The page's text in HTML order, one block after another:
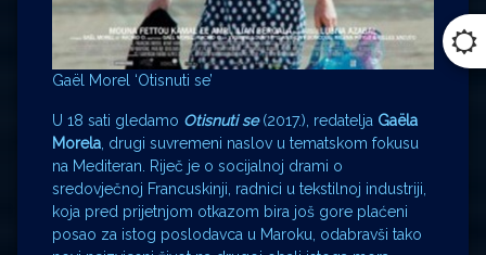
Gaël Morel ‘Otisnuti se’
U 18 sati gledamo Otisnuti se(2017.), redatelja Gaëla
Morela , drugi suvremeni naslov u tematskom fokusu
na Mediteran. Riječ je o socijalnoj drami o
sredovječnoj Francuskinji, radnici u tekstilnoj industriji,
koja pred prijetnjom otkazom bira još gore plaćeni
posao za istog poslodavca u Maroku, odabravši tako